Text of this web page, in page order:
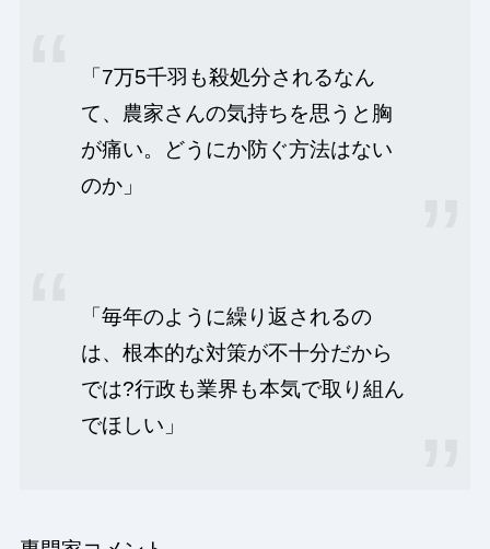
「7万5千羽も殺処分されるなん
て、農家さんの気持ちを思うと胸
が痛い。どうにか防ぐ方法はない
のか」
「毎年のように繰り返されるの
は、根本的な対策が不十分だから
では?行政も業界も本気で取り組ん
でほしい」